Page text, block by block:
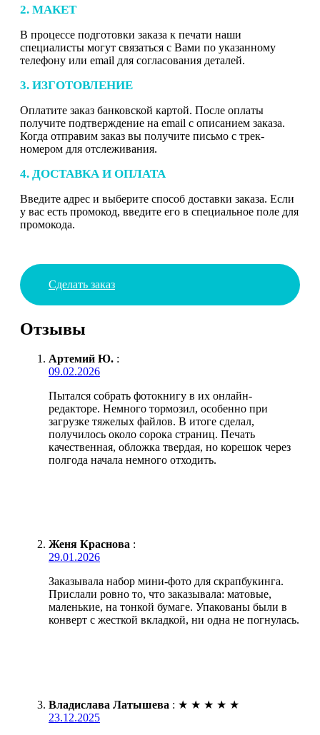
2. МАКЕТ
В процессе подготовки заказа к печати наши
специалисты могут связаться с Вами по указанному
телефону или email для согласования деталей.
3. ИЗГОТОВЛЕНИЕ
Оплатите заказ банковской картой. После оплаты
получите подтверждение на email с описанием заказа.
Когда отправим заказ вы получите письмо с трек-
номером для отслеживания.
4. ДОСТАВКА И ОПЛАТА
Введите адрес и выберите способ доставки заказа. Если
у вас есть промокод, введите его в специальное поле для
промокода.
Сделать заказ
Отзывы
Артемий Ю. :
09.02.2026
Пытался собрать фотокнигу в их онлайн-
редакторе. Немного тормозил, особенно при
загрузке тяжелых файлов. В итоге сделал,
получилось около сорока страниц. Печать
качественная, обложка твердая, но корешок через
полгода начала немного отходить.
Женя Краснова :
29.01.2026
Заказывала набор мини-фото для скрапбукинга.
Прислали ровно то, что заказывала: матовые,
маленькие, на тонкой бумаге. Упакованы были в
конверт с жесткой вкладкой, ни одна не погнулась.
Владислава Латышева : ★ ★ ★ ★ ★
23.12.2025